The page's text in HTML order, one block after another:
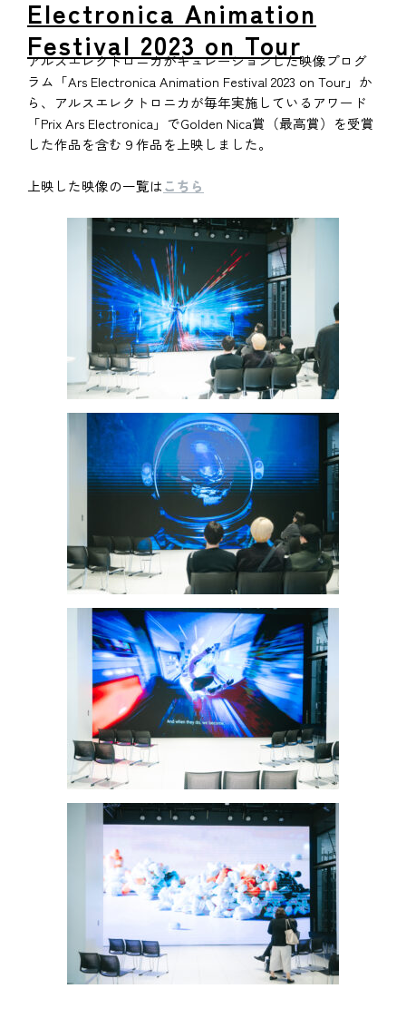
Electronica Animation
Festival 2023 on Tour
アルスエレクトロニカがキュレーションした映像プログ
ラム「Ars Electronica Animation Festival 2023 on Tour」か
ら、アルスエレクトロニカが毎年実施しているアワード
「Prix Ars Electronica」でGolden Nica賞（最高賞）を受賞
した作品を含む９作品を上映しました。
上映した映像の一覧はこちら